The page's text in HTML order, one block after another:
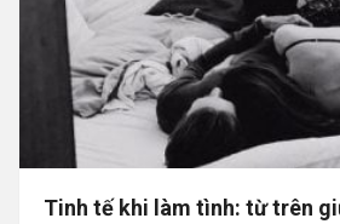
Tinh tế khi làm tình: từ trên